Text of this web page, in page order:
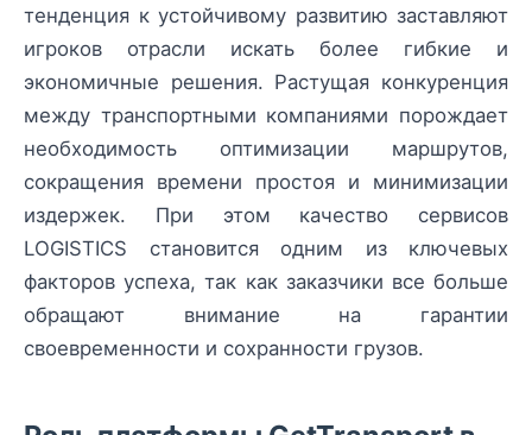
тенденция к устойчивому развитию заставляют
игроков отрасли искать более гибкие и
экономичные решения. Растущая конкуренция
между транспортными компаниями порождает
необходимость оптимизации маршрутов,
сокращения времени простоя и минимизации
издержек. При этом качество сервисов
LOGISTICS становится одним из ключевых
факторов успеха, так как заказчики все больше
обращают внимание на гарантии
своевременности и сохранности грузов.